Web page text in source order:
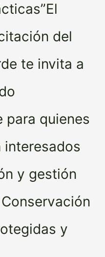
del
te invita a
para quienes
interesados
y gestión
y